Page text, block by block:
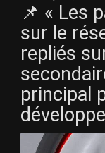
📌 « Les
sur le
repliés
principal